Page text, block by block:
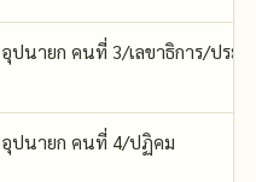
อุปนายก คนที่ 3/เลขาธิการ/ประ
อุปนายก คนที่ 4/ปฏิคม